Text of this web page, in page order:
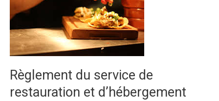
Règlement du service de
restauration et d’hébergement